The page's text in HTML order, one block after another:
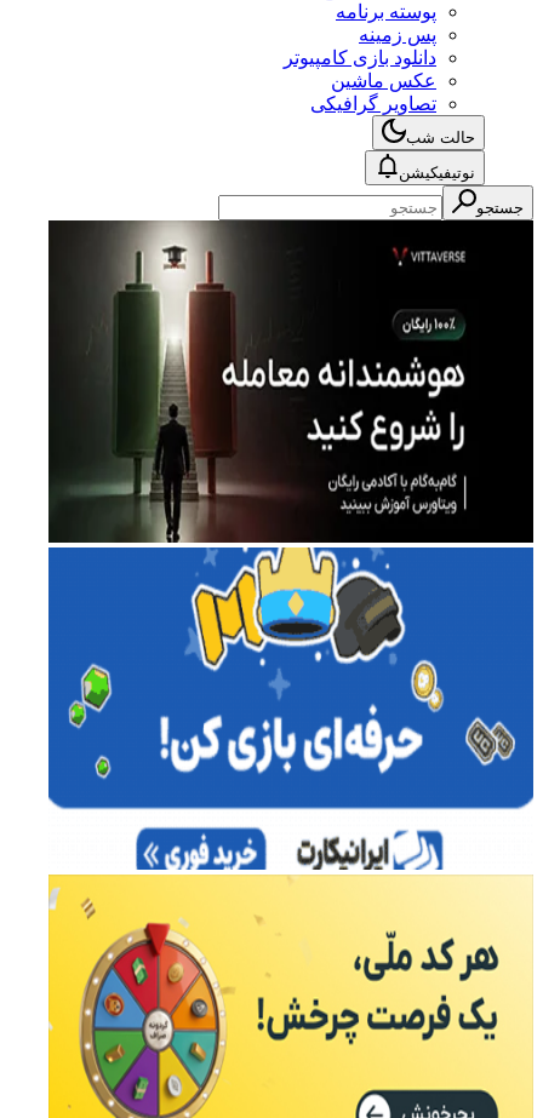
پوسته برنامه
پس زمینه
دانلود بازی کامپیوتر
عکس ماشین
تصاویر گرافیکی
حالت شب
نوتیفیکیشن
جستجو